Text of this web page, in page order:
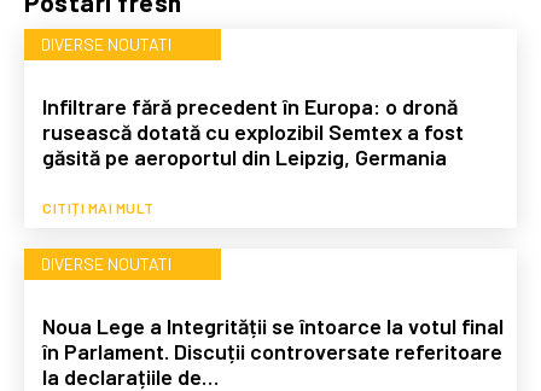
DIVERSE NOUTATI
Infiltrare fără precedent în Europa: o dronă
rusească dotată cu explozibil Semtex a fost
găsită pe aeroportul din Leipzig, Germania
CITIȚI MAI MULT
DIVERSE NOUTATI
Noua Lege a Integrității se întoarce la votul final
în Parlament. Discuții controversate referitoare
la declarațiile de…